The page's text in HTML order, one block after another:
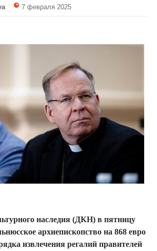
7 февраля 2025
наследия (ДКН) в пятницу
архиепископство на 868 евро
извлечения регалий правителей